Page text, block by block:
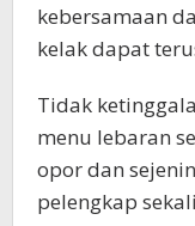
kebersamaan
kelak dapat
Tidak
menu lebaran
opor dan
pelengkap